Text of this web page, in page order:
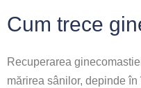
Cum trece
Recuperarea
mărirea sânilor, depinde